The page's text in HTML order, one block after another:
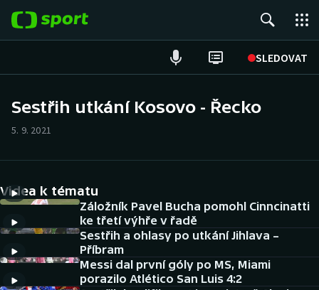
SLEDOVAT
Hokej
Tenis
Atletika
Cyklistika
DALŠÍ SPORTY
Sestřih utkání Kosovo - Řecko
5. 9. 2021
Videa k tématu
Záložník Pavel Bucha pomohl Cinncinatti
ke třetí výhře v řadě
Sestřih a ohlasy po utkání Jihlava –
Příbram
Messi dal první góly po MS, Miami
porazilo Atlético San Luis 4:2